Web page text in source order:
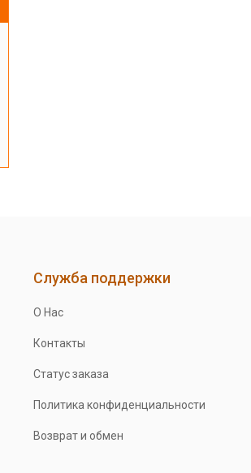
Служба поддержки
О Нас
Контакты
Статус заказа
Политика конфиденциальности
Возврат и обмен